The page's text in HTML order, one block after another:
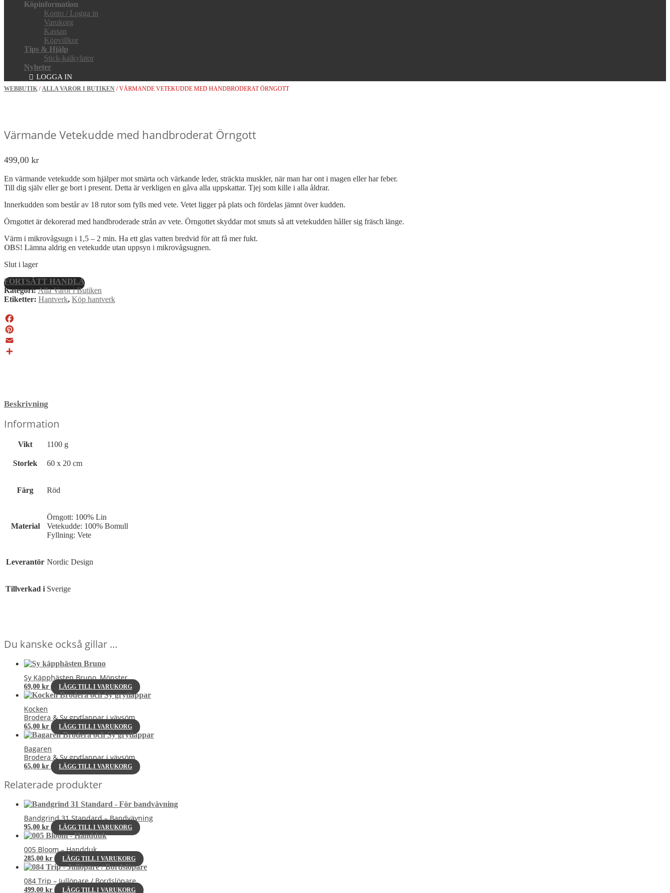
Köpinformation
Konto / Logga in
Varukorg
Kassan
Köpvillkor
Tips & Hjälp
Stick-kalkylator
Nyheter
LOGGA IN
WEBBUTIK /ALLA VAROR I BUTIKEN / VÄRMANDE VETEKUDDE MED HANDBRODERAT ÖRNGOTT
Värmande Vetekudde med handbroderat Örngott
499,00 kr
En värmande vetekudde som hjälper mot smärta och värkande leder, sträckta muskler, när man har ont i magen eller har feber.
Till dig själv eller ge bort i present. Detta är verkligen en gåva alla uppskattar. Tjej som kille i alla åldrar.
Innerkudden som består av 18 rutor som fylls med vete. Vetet ligger på plats och fördelas jämnt över kudden.
Örngottet är dekorerad med handbroderade strån av vete. Örngottet skyddar mot smuts så att vetekudden håller sig fräsch länge.
Värm i mikrovågsugn i 1,5 – 2 min. Ha ett glas vatten bredvid för att få mer fukt.
OBS! Lämna aldrig en vetekudde utan uppsyn i mikrovågsugnen.
Slut i lager
FORTSÄTT HANDLA
Kategori:Alla Varor i Butiken
Etiketter: Hantverk, Köp hantverk
Facebook
Pinterest
Email
Beskrivning
Information
Vikt 1100 g
Storlek 60 x 20 cm
Färg Röd
Material
Örngott: 100% Lin
Vetekudde: 100% Bomull
Fyllning: Vete
Leverantör Nordic Design
Tillverkad i Sverige
Du kanske också gillar …
Sy Käpphästen Bruno, Mönster
69,00 kr LÄGG TILL I VARUKORG
Kocken
Brodera & Sy grytlappar i vävsöm
65,00 kr LÄGG TILL I VARUKORG
Bagaren
Brodera & Sy grytlappar i vävsöm
65,00 kr LÄGG TILL I VARUKORG
Relaterade produkter
Bandgrind 31 Standard – Bandvävning
95,00 kr LÄGG TILL I VARUKORG
005 Bloom – Handduk
285,00 kr LÄGG TILL I VARUKORG
084 Trip – Jullöpare / Bordslöpare
499,00 kr LÄGG TILL I VARUKORG